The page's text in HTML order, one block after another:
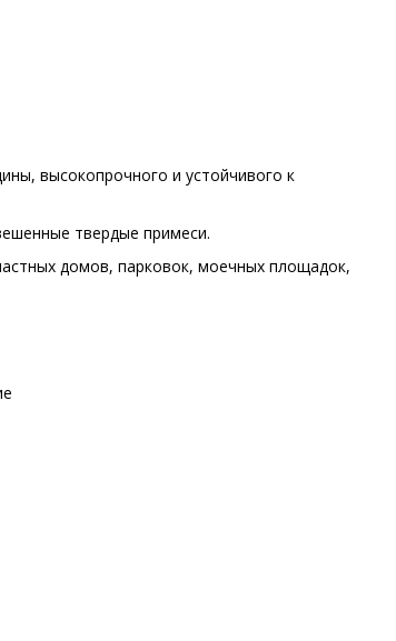
высокопрочного и устойчивого к
твердые примеси.
домов, парковок, моечных площадок,